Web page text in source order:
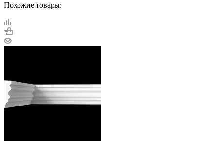
Похожие товары: